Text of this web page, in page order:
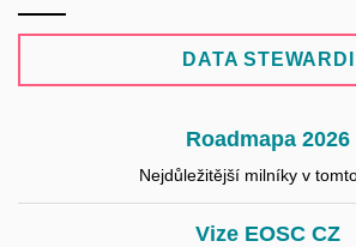
DATA STEWARDI
Roadmapa 2026
Nejdůležitější milníky v
Vize EOSC CZ